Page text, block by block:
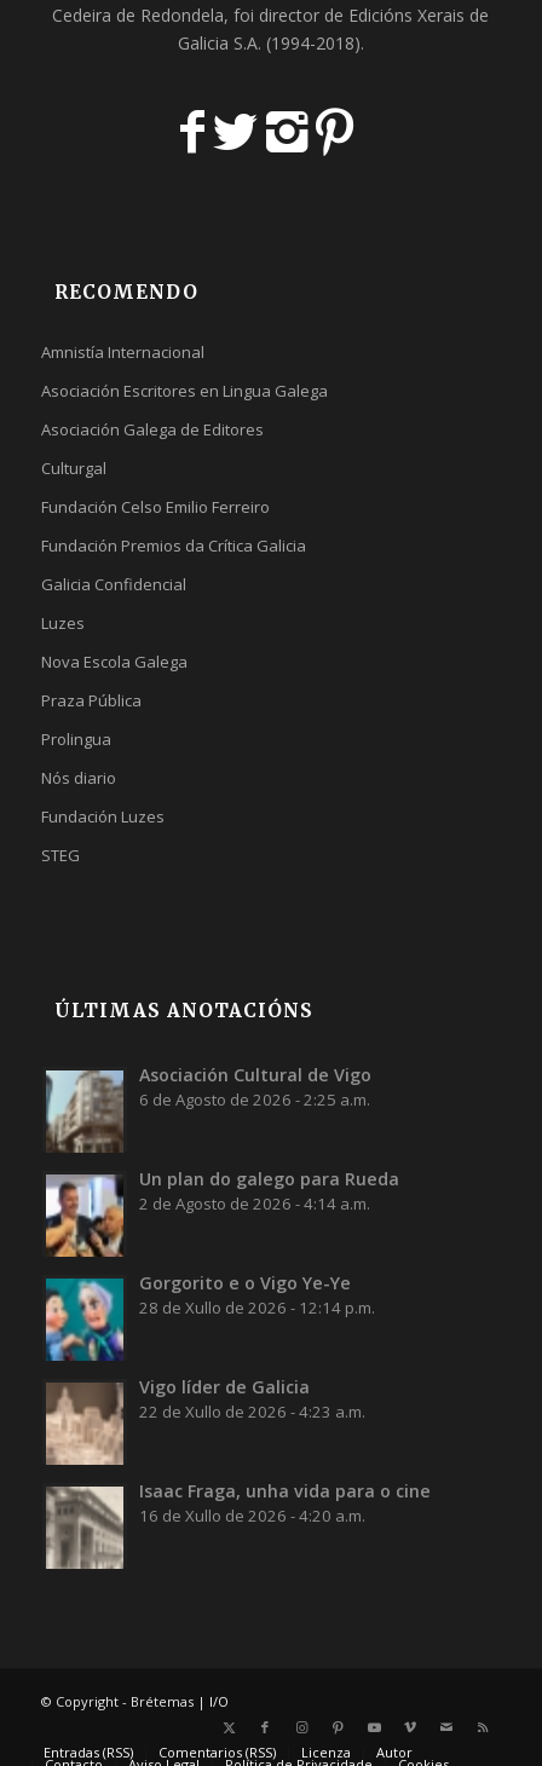
Cedeira de Redondela, foi director de Edicións Xerais de
Galicia S.A. (1994-2018).
RECOMENDO
Amnistía Internacional
Asociación Escritores en Lingua Galega
Asociación Galega de Editores
Culturgal
Fundación Celso Emilio Ferreiro
Fundación Premios da Crítica Galicia
Galicia Confidencial
Luzes
Nova Escola Galega
Praza Pública
Prolingua
Nós diario
Fundación Luzes
STEG
ÚLTIMAS ANOTACIÓNS
Asociación Cultural de Vigo
6 de Agosto de 2026 - 2:25 a.m.
Un plan do galego para Rueda
2 de Agosto de 2026 - 4:14 a.m.
Gorgorito e o Vigo Ye-Ye
28 de Xullo de 2026 - 12:14 p.m.
Vigo líder de Galicia
22 de Xullo de 2026 - 4:23 a.m.
Isaac Fraga, unha vida para o cine
16 de Xullo de 2026 - 4:20 a.m.
© Copyright - Brétemas | I/O
Entradas (RSS) Comentarios (RSS) Licenza Autor